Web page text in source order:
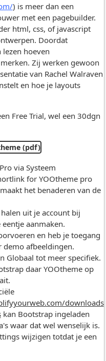
) is meer dan een
met een pagebuilder.
html, css, of javascript
Doordat
lezen hoeven
Zij werken gewoon
van Rachel Walraven
en hoe je layouts
Free Trial, wel een 30dgn
(pdf)
via Systeem
for YOOtheme pro
het benaderen van de
uit je account bij
aanmaken.
en heb je toegang
demo afbeeldingen.
Globaal tot meer specifiek.
daar YOOtheme op
downloads
kan Bootstrap ingeladen
waar dat wel wenselijk is.
wijzigen totdat je een